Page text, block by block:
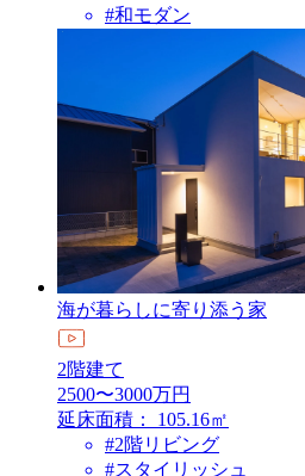
#和モダン
海が暮らしに寄り添う家
2階建て
2500〜3000万円
延床面積：
105.16㎡
#2階リビング
#スタイリッシュ